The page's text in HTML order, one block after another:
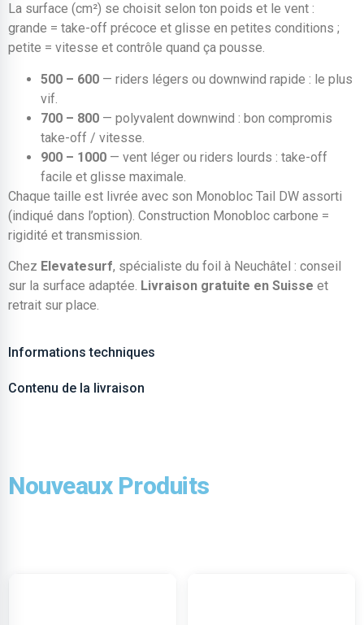
La surface (cm²) se choisit selon ton poids et le vent :
grande = take-off précoce et glisse en petites conditions ;
petite = vitesse et contrôle quand ça pousse.
500 – 600 — riders légers ou downwind rapide : le plus
vif.
700 – 800 — polyvalent downwind : bon compromis
take-off / vitesse.
900 – 1000 — vent léger ou riders lourds : take-off
facile et glisse maximale.
Chaque taille est livrée avec son Monobloc Tail DW assorti
(indiqué dans l’option). Construction Monobloc carbone =
rigidité et transmission.
Chez Elevatesurf, spécialiste du foil à Neuchâtel : conseil
sur la surface adaptée. Livraison gratuite en Suisse et
retrait sur place.
Informations techniques
Contenu de la livraison
Nouveaux Produits